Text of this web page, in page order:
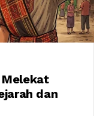
Melekat
dan